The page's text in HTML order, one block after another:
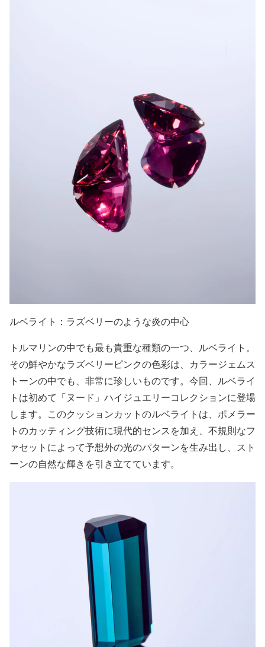
ルベライト：ラズベリーのような炎の中心
トルマリンの中でも最も貴重な種類の一つ、ルベライト。
その鮮やかなラズベリーピンクの色彩は、カラージェムス
トーンの中でも、非常に珍しいものです。今回、ルベライ
トは初めて「ヌード」ハイジュエリーコレクションに登場
します。このクッションカットのルベライトは、ポメラー
トのカッティング技術に現代的センスを加え、不規則なフ
ァセットによって予想外の光のパターンを生み出し、スト
ーンの自然な輝きを引き立てています。